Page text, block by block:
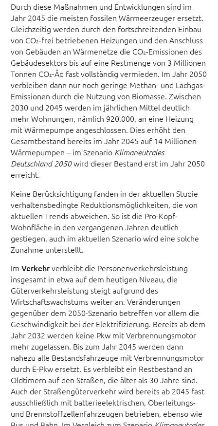
Durch diese Maßnahmen und Entwicklungen sind im
Jahr 2045 die meisten fossilen Wärmeerzeuger ersetzt.
Gleichzeitig werden durch den fortschreitenden Einbau
von CO₂-frei betriebenen Heizungen und den Anschluss
von Gebäuden an Wärmenetze die CO₂-Emissionen des
Gebäudesektors bis auf eine Restmenge von 3 Millionen
Tonnen CO₂-Äq fast vollständig vermieden. Im Jahr 2050
verbleiben dann nur noch geringe Methan- und Lachgas-
Emissionen durch die Nutzung von Biomasse. Zwischen
2030 und 2045 werden im jährlichen Mittel deutlich
mehr Wohnungen, nämlich 920.000, an eine Heizung
mit Wärmepumpe angeschlossen. Dies erhöht den
Gesamtbestand bereits im Jahr 2045 auf 14 Millionen
Wärmepumpen – im Szenario Klimaneutrales
Deutschland 2050wird dieser Bestand erst im Jahr 2050
erreicht.
Keine Berücksichtigung fanden in der aktuellen Studie
verhaltensbedingte Reduktionsmöglichkeiten, die von
aktuellen Trends abweichen. So ist die Pro-Kopf-
Wohnfläche in den vergangenen Jahren deutlich
gestiegen, auch im aktuellen Szenario wird eine solche
Zunahme unterstellt.
ImVerkehrverbleibt die Personenverkehrsleistung
insgesamt in etwa auf dem heutigen Niveau, die
Güterverkehrsleistung steigt aufgrund des
Wirtschaftswachstums weiter an. Veränderungen
gegenüber dem 2050-Szenario betreffen vor allem die
Geschwindigkeit bei der Elektrifizierung. Bereits ab dem
Jahr 2032 werden keine Pkw mit Verbrennungsmotor
mehr zugelassen. Bis zum Jahr 2045 werden dann
nahezu alle Bestandsfahrzeuge mit Verbrennungsmotor
durch E-Pkw ersetzt. Es verbleibt ein Restbestand an
Oldtimern auf den Straßen, die älter als 30 Jahre sind.
Auch der Straßengüterverkehr wird bereits ab 2045 fast
ausschließlich mit batterieelektrischen, Oberleitungs-
und Brennstoffzellenfahrzeugen betrieben, ebenso wie